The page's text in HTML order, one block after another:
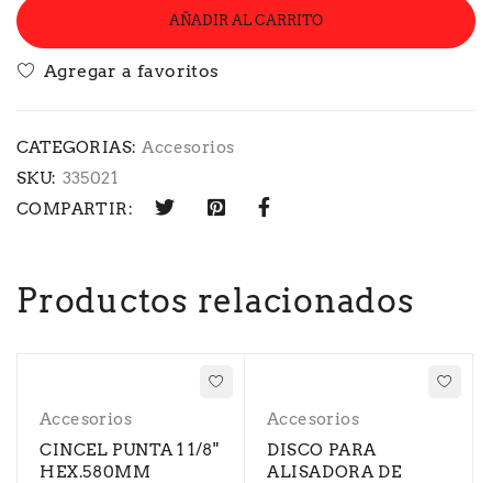
AÑADIR AL CARRITO
CATEGORIAS: Accesorios
SKU: 335021
COMPARTIR:
Productos relacionados
Accesorios
CINCEL PUNTA 1 1/8"
HEX.580MM
Accesorios
DISCO PARA
ALISADORA DE